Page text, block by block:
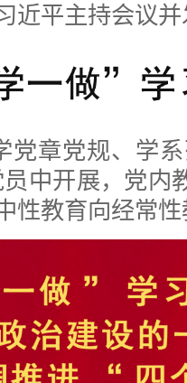
近平主持会议
章党规、学系
中开展，党内
性教育向经常